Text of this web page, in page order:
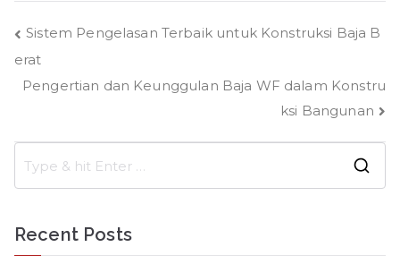
Post
navigation
Sistem Pengelasan Terbaik untuk Konstruksi Baja B
erat
Pengertian dan Keunggulan Baja WF dalam Konstru
ksi Bangunan
Recent Posts